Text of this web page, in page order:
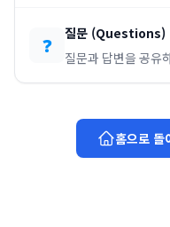
❓ 질문 (Questions)
질문과 답변을 공유
홈으로 돌